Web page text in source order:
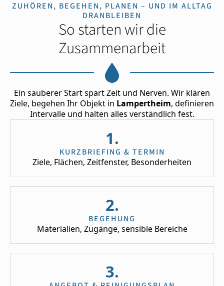
ZUHÖREN, BEGEHEN, PLANEN – UND IM ALLTAG
DRANBLEIBEN
So starten wir die
Zusammenarbeit
Ein sauberer Start spart Zeit und Nerven. Wir klären
Ziele, begehen Ihr Objekt in Lampertheim, definieren
Intervalle und halten alles verständlich fest.
1.
KURZBRIEFING & TERMIN
Ziele, Flächen, Zeitfenster, Besonderheiten
2.
BEGEHUNG
Materialien, Zugänge, sensible Bereiche
3.